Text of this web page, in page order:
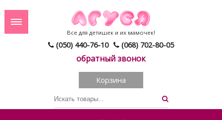
(050) 440-76-10 (068) 702-80-05
обратный звонок
Все для детишек и их мамочек!
Корзина